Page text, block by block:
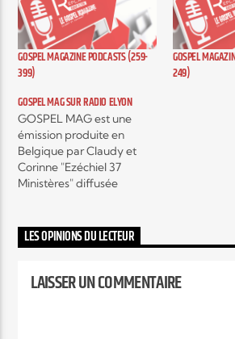
Elyon Live
Elyon Kids
GOSPEL MAGAZINE PODCASTS (259-
399)
GOSPEL
249)
GOSPEL MAG SUR RADIO ELYON
GOSPEL MAG est une
émission produite en
Belgique par Claudy et
Corinne "Ezéchiel 37
Ministères" diffusée
hebdomadaire autour de
l'actualité musicale Gospel
aussi, des interviews
LES OPINIONS DU LECTEUR
LAISSER UN COMMENTAIRE